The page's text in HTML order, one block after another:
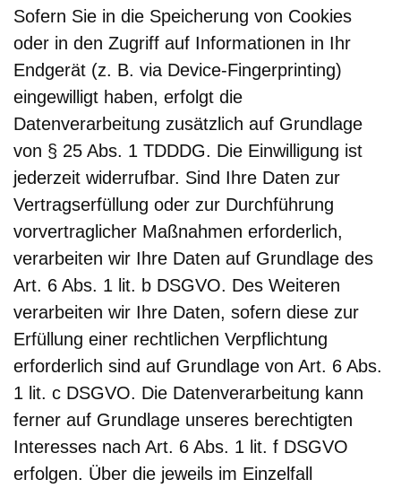
Sofern Sie in die Speicherung von Cookies
oder in den Zugriff auf Informationen in Ihr
Endgerät (z. B. via Device-Fingerprinting)
eingewilligt haben, erfolgt die
Datenverarbeitung zusätzlich auf Grundlage
von § 25 Abs. 1 TDDDG. Die Einwilligung ist
jederzeit widerrufbar. Sind Ihre Daten zur
Vertragserfüllung oder zur Durchführung
vorvertraglicher Maßnahmen erforderlich,
verarbeiten wir Ihre Daten auf Grundlage des
Art. 6 Abs. 1 lit. b DSGVO. Des Weiteren
verarbeiten wir Ihre Daten, sofern diese zur
Erfüllung einer rechtlichen Verpflichtung
erforderlich sind auf Grundlage von Art. 6 Abs.
1 lit. c DSGVO. Die Datenverarbeitung kann
ferner auf Grundlage unseres berechtigten
Interesses nach Art. 6 Abs. 1 lit. f DSGVO
erfolgen. Über die jeweils im Einzelfall